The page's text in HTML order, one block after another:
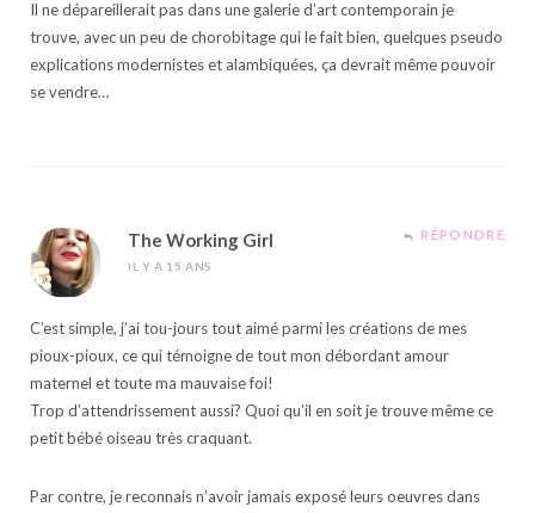
Il ne dépareillerait pas dans une galerie d’art contemporain je
trouve, avec un peu de chorobitage qui le fait bien, quelques pseudo
explications modernistes et alambiquées, ça devrait même pouvoir
se vendre…
The Working Girl
IL Y A 15 ANS
RÉPONDRE
C’est simple, j’ai tou-jours tout aimé parmi les créations de mes
pioux-pioux, ce qui témoigne de tout mon débordant amour
maternel et toute ma mauvaise foi!
Trop d’attendrissement aussi? Quoi qu’il en soit je trouve même ce
petit bébé oiseau très craquant.
Par contre, je reconnais n’avoir jamais exposé leurs oeuvres dans